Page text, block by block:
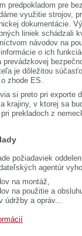
predpokladom pre
využitie strojov,
dokumentácie.
liniek schádzali
návodov na
o ich
prevádzkovej
je dôležitou
zhode ES.
si preto pri exporte
krajiny, v ktorej sa
prekladoch z
požiadaviek
agentúr
na montáž,
na použitie a
údržby a opráv...